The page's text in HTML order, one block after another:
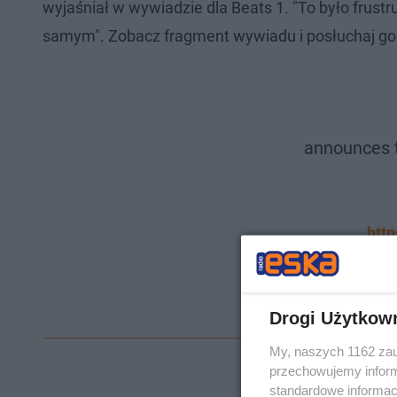
wyjaśniał w wywiadzie dla Beats 1. "To było
samym". Zobacz fragment wywiadu i posłuchaj go
Drogi
My, naszych 1162
przechowujemy
standardowe